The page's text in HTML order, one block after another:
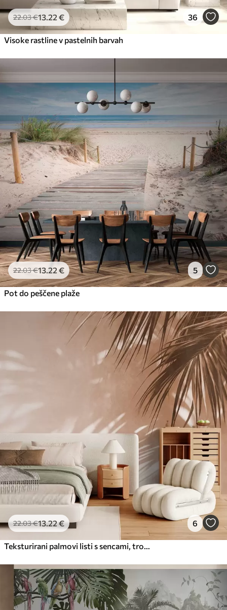
22.03€13 .22 € 36
Visoke rastline v pastelnih barvah
22.03€13 .22 € 5
Pot do peščene plaže
22.03€13.22€ 6